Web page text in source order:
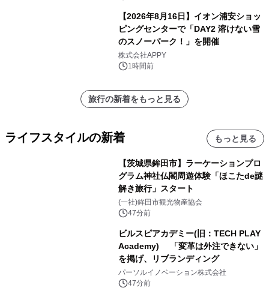
【2026年8月16日】イオン浦安ショッ
ピングセンターで「DAY2 溶けない雪
のスノーパーク！」を開催
株式会社APPY
1時間前
旅行の新着をもっと見る
ライフスタイルの新着 もっと見る
【茨城県鉾田市】ラーケーションプロ
グラム神社仏閣周遊体験「ほこたde謎
解き旅行」スタート
(一社)鉾田市観光物産協会
47分前
ビルスピアカデミー(旧：TECH PLAY
Academy) 「変革は外注できない」
を掲げ、リブランディング
パーソルイノベーション株式会社
47分前